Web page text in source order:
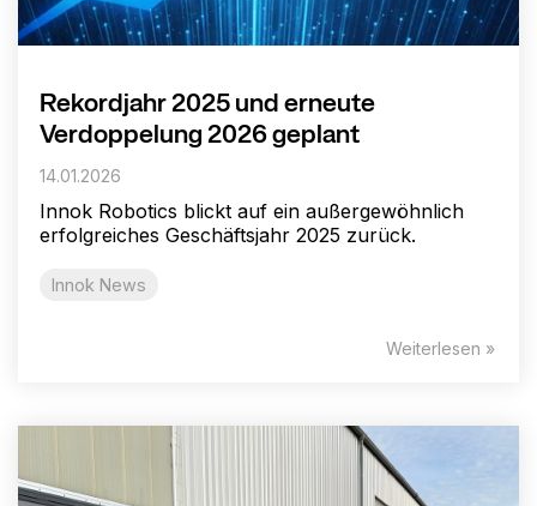
Rekordjahr 2025 und erneute
Verdoppelung 2026 geplant
14.01.2026
Innok Robotics blickt auf ein außergewöhnlich
erfolgreiches Geschäftsjahr 2025 zurück.
Innok News
Weiterlesen »